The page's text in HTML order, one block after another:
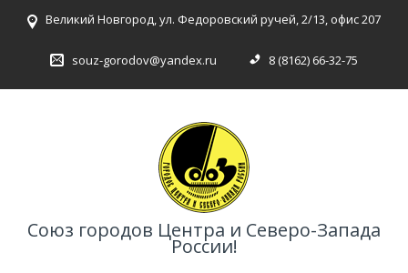
Великий Новгород, ул. Федоровский ручей, 2/13, офис 207
souz-gorodov@yandex.ru 8 (8162) 66-32-75
Союз городов Центра и Северо-Запада
России!